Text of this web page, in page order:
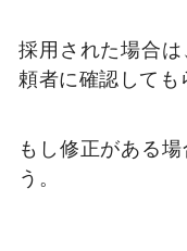
採用された場合
頼者に確認しても
もし修正がある
う。